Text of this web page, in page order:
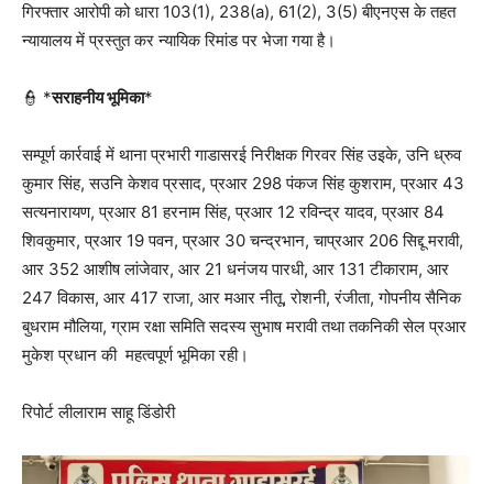
गिरफ्तार आरोपी को धारा 103(1), 238(a), 61(2), 3(5) बीएनएस के तहत
न्यायालय में प्रस्तुत कर न्यायिक रिमांड पर भेजा गया है।
👮 *सराहनीय भूमिका*
सम्पूर्ण कार्रवाई में थाना प्रभारी गाडासरई निरीक्षक गिरवर सिंह उइके, उनि ध्रुव
कुमार सिंह, सउनि केशव प्रसाद, प्रआर 298 पंकज सिंह कुशराम, प्रआर 43
सत्‍यनारायण, प्रआर 81 हरनाम सिंह, प्रआर 12 रविन्‍द्र यादव, प्रआर 84
शिवकुमार, प्रआर 19 पवन, प्रआर 30 चन्‍द्रभान, चाप्रआर 206 सिद्दू मरावी,
आर 352 आशीष लांजेवार, आर 21 धनंजय पारधी, आर 131 टीकाराम, आर
247 विकास, आर 417 राजा, आर मआर नीतू, रोशनी, रंजीता, गोपनीय सैनिक
बुधराम मौलिया, ग्राम रक्षा समिति सदस्य सुभाष मरावी तथा तकनिकी सेल प्रआर
मुकेश प्रधान की महत्‍वपूर्ण भूम‍िका रही।
रिपोर्ट लीलाराम साहू डिंडोरी